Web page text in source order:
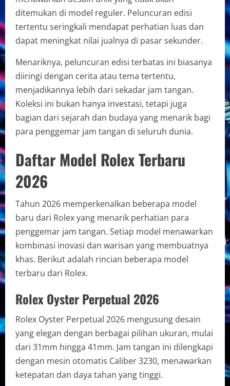
ditemukan di model reguler. Peluncuran edisi
tertentu seringkali mendapat perhatian luas dan
dapat meningkat nilai jualnya di pasar sekunder.
Menariknya, peluncuran edisi terbatas ini biasanya
diiringi dengan cerita atau tema tertentu,
menjadikannya lebih dari sekadar jam tangan.
Koleksi ini bukan hanya investasi, tetapi juga
bagian dari sejarah dan budaya yang menarik bagi
para penggemar jam tangan di seluruh dunia.
Daftar Model Rolex Terbaru
2026
Tahun 2026 memperkenalkan beberapa model
baru dari Rolex yang menarik perhatian para
penggemar jam tangan. Setiap model menawarkan
kombinasi inovasi dan warisan yang membuatnya
khas. Berikut adalah rincian beberapa model
terbaru dari Rolex.
Rolex Oyster Perpetual 2026
Rolex Oyster Perpetual 2026 mengusung desain
yang elegan dengan berbagai pilihan ukuran, mulai
dari 31mm hingga 41mm. Jam tangan ini dilengkapi
dengan mesin otomatis Caliber 3230, menawarkan
ketepatan dan daya tahan yang tinggi.